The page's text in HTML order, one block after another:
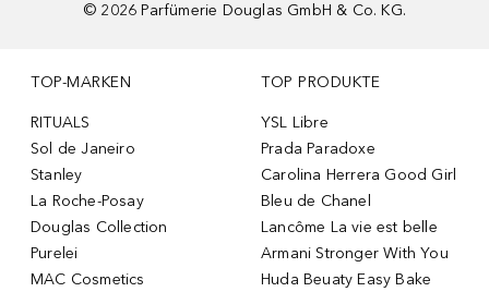
© 2026 Parfümerie Douglas GmbH & Co. KG.
TOP-MARKEN
RITUALS
Sol de Janeiro
Stanley
La Roche-Posay
Douglas Collection
Purelei
MAC Cosmetics
TOP PRODUKTE
YSL Libre
Prada Paradoxe
Carolina Herrera Good Girl
Bleu de Chanel
Lancôme La vie est belle
Armani Stronger With You
Huda Beuaty Easy Bake